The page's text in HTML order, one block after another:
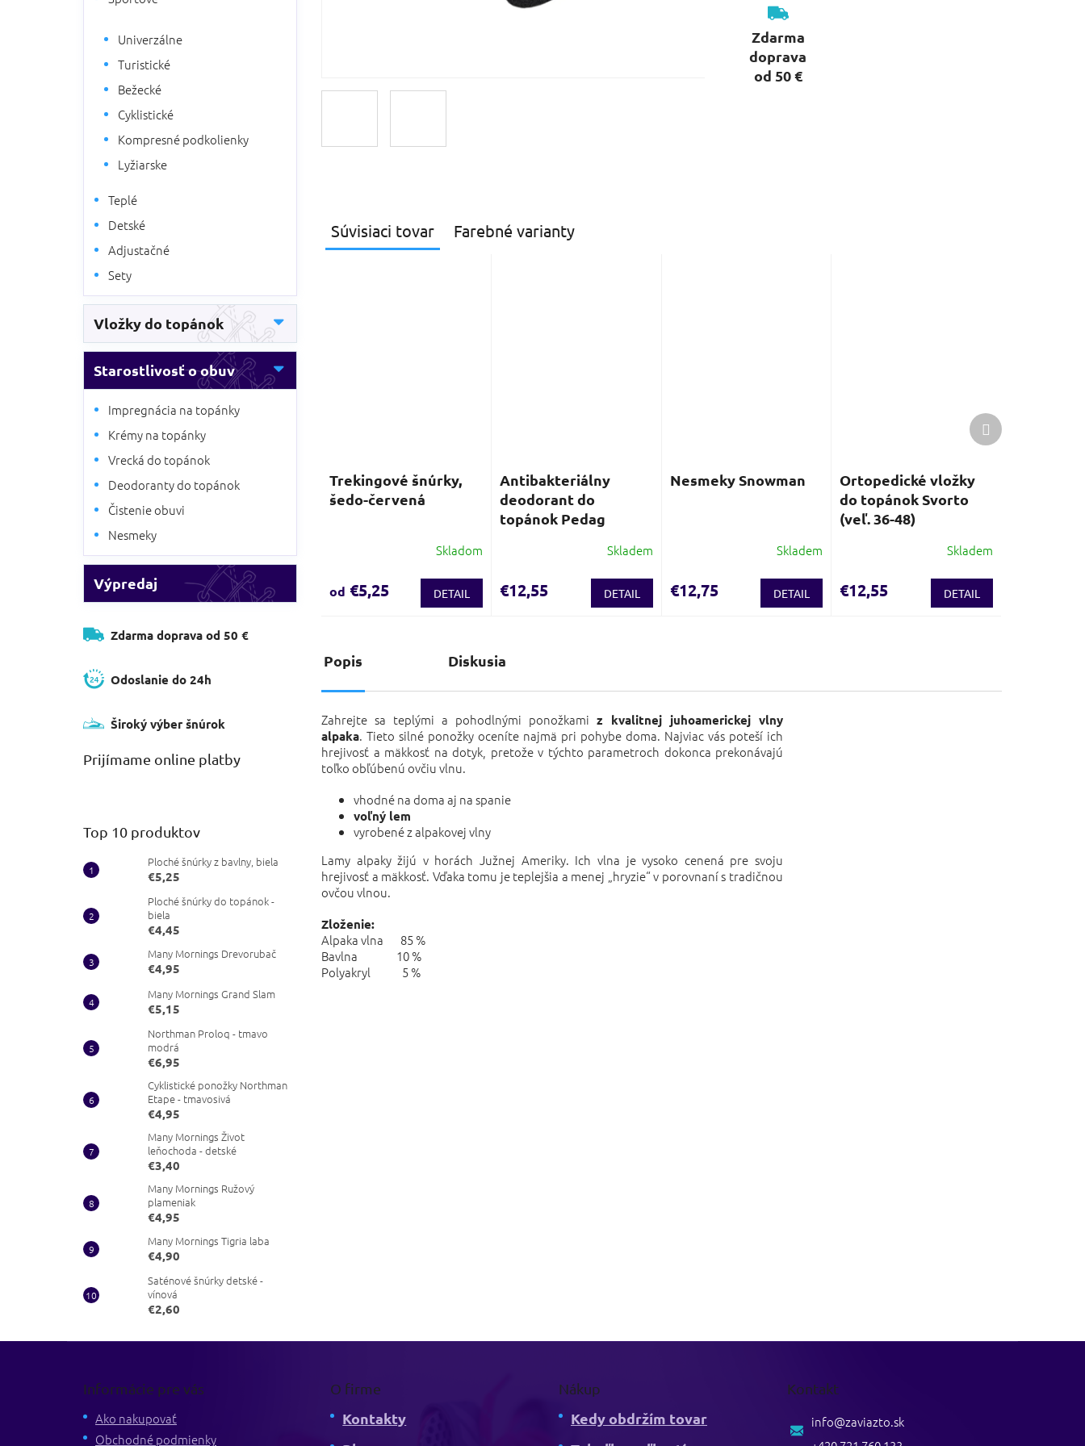
Univerzálne
Turistické
Bežecké
Cyklistické
Kompresné podkolienky
Lyžiarske
Teplé
Detské
Adjustačné
Sety
Vložky do topánok
Starostlivosť o obuv
Impregnácia na topánky
Krémy na topánky
Vrecká do topánok
Deodoranty do topánok
Čistenie obuvi
Nesmeky
Výpredaj
Zdarma doprava od 50 €
Odoslanie do 24h
Široký výber šnúrok
Prijímame online platby
Top 10 produktov
Ploché šnúrky z bavlny, biela
€5,25
Ploché šnúrky do topánok -
biela
€4,45
Many Mornings Drevorubač
€4,95
Many Mornings Grand Slam
€5,15
Northman Proloq - tmavo
modrá
€6,95
Cyklistické ponožky Northman
Etape - tmavosivá
€4,95
Many Mornings Život
leňochoda - detské
€3,40
Many Mornings Ružový
plameniak
€4,95
Many Mornings Tigria laba
€4,90
Saténové šnúrky detské -
vínová
€2,60
Zdarma
doprava
od 50 €
Súvisiaci tovar Farebné varianty
Trekingové šnúrky,
šedo-červená
Skladom
od €5,25 DETAIL
Antibakteriálny
deodorant do
topánok Pedag
Skladem
€12,55 DETAIL
Nesmeky Snowman
Skladem
€12,75 DETAIL
Ortopedické vložky
do topánok Svorto
(veľ. 36-48)
Skladem
€12,55 DETAIL
Ďalší
produkt
Popis Diskusia
Zahrejte sa teplými a pohodlnými ponožkamiz kvalitnej juhoamerickej vlny
alpaka. Tieto silné ponožky oceníte najmä pri pohybe doma. Najviac vás poteší ich
hrejivosť a mäkkosť na dotyk, pretože v týchto parametroch dokonca prekonávajú
toľko obľúbenú ovčiu vlnu.
vhodné na doma aj na spanie
voľný lem
vyrobené z alpakovej vlny
Lamy alpaky žijú v horách Južnej Ameriky. Ich vlna je vysoko cenená pre svoju
hrejivosť a mäkkosť. Vďaka tomu je teplejšia a menej „hryzie“ v porovnaní s tradičnou
ovčou vlnou.
Zloženie:
Alpaka vlna 85 %
Bavlna 10 %
Polyakryl 5 %
Informácie pre vás
Ako nakupovať
Obchodné podmienky
O firme
Kontakty
Nákup
Kedy obdržím tovar
Kontakt
info@zaviazto.sk